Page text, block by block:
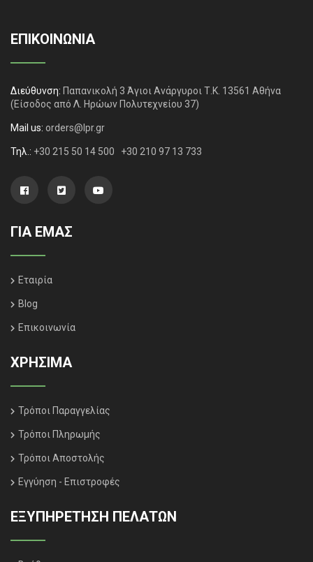
ΕΠΙΚΟΙΝΩΝΙΑ
Διεύθυνση: Παπανικολή 3 Άγιοι Ανάργυροι Τ.Κ. 13561 Αθήνα
(Είσοδος από Λ. Ηρώων Πολυτεχνείου 37)
Mail us: orders@lpr.gr
Τηλ.: +30 215 50 14 500 +30 210 97 13 733
ΓΙΑ ΕΜΑΣ
Εταιρία
Blog
Επικοινωνία
ΧΡΗΣΙΜΑ
Τρόποι Παραγγελίας
Τρόποι Πληρωμής
Τρόποι Αποστολής
Εγγύηση - Επιστροφές
ΕΞΥΠΗΡΈΤΗΣΗ ΠΕΛΑΤΏΝ